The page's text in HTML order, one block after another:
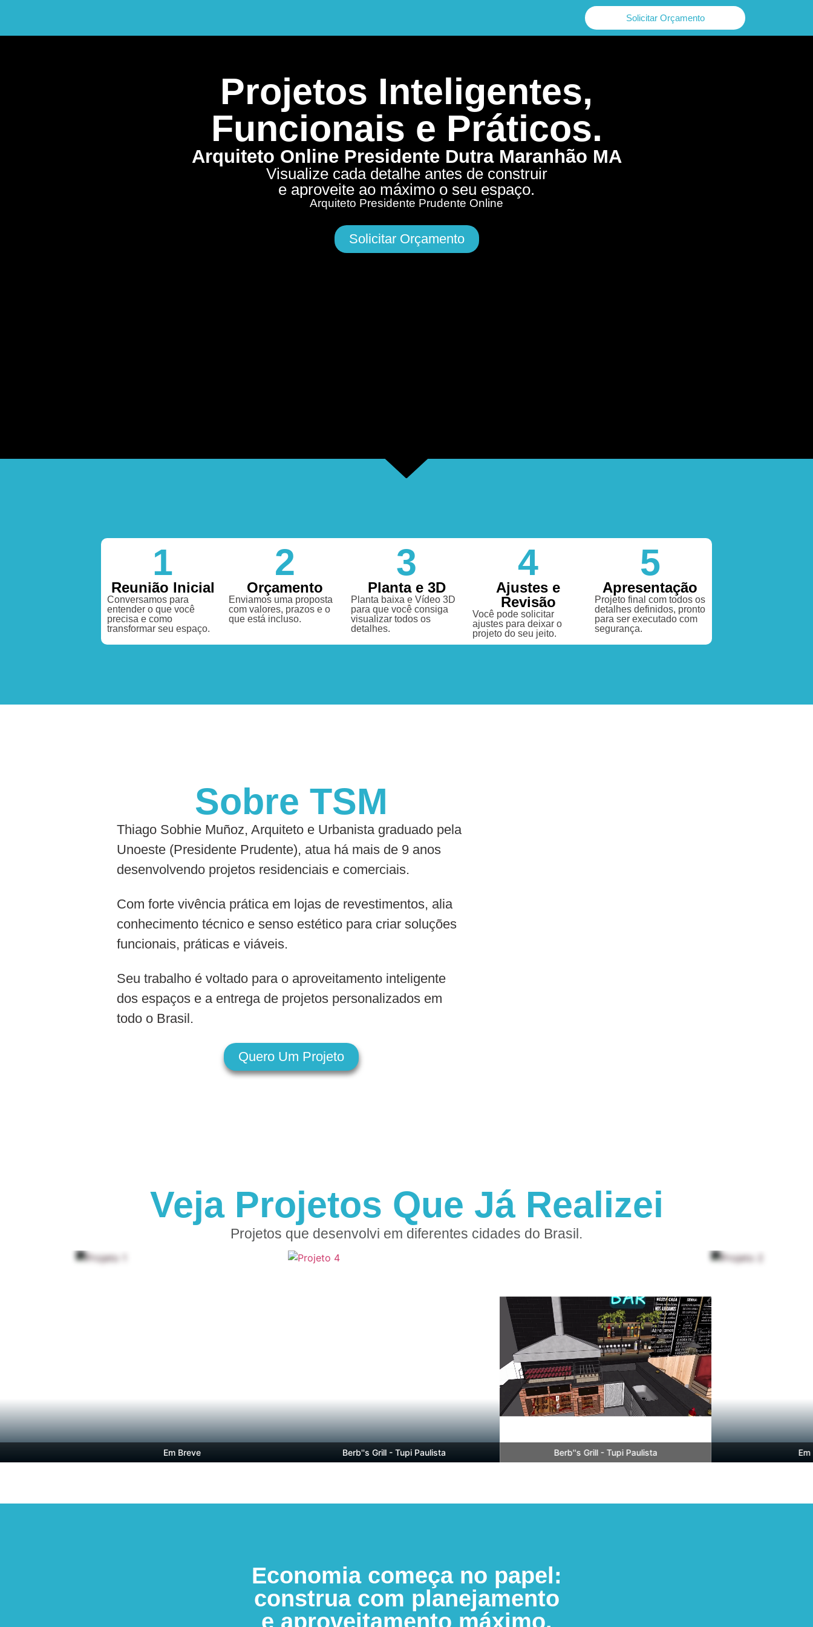
Solicitar Orçamento
Projetos Inteligentes,
Funcionais e Práticos.
Arquiteto Online Presidente Dutra Maranhão MA
Visualize cada detalhe antes de construir
e aproveite ao máximo o seu espaço.
Arquiteto Presidente Prudente Online
Solicitar Orçamento
1
Reunião Inicial
Conversamos para
entender o que você
precisa e como
transformar seu espaço.
2
Orçamento
Enviamos uma proposta
com valores, prazos e o
que está incluso.
3
Planta e 3D
Planta baixa e Vídeo 3D
para que você consiga
visualizar todos os
detalhes.
4
Ajustes e
Revisão
Você pode solicitar
ajustes para deixar o
projeto do seu jeito.
5
Apresentação
Projeto final com todos os
detalhes definidos, pronto
para ser executado com
segurança.
Sobre TSM
Thiago Sobhie Muñoz, Arquiteto e Urbanista graduado pela
Unoeste (Presidente Prudente), atua há mais de 9 anos
desenvolvendo projetos residenciais e comerciais.
Com forte vivência prática em lojas de revestimentos, alia
conhecimento técnico e senso estético para criar soluções
funcionais, práticas e viáveis.
Seu trabalho é voltado para o aproveitamento inteligente
dos espaços e a entrega de projetos personalizados em
todo o Brasil.
Quero Um Projeto
Veja Projetos Que Já Realizei
Projetos que desenvolvi em diferentes cidades do Brasil.
Em Breve Berb''s Grill - Tupi Paulista Berb''s Grill - Tupi Paulista Em
Economia começa no papel:
construa com planejamento
e aproveitamento máximo.